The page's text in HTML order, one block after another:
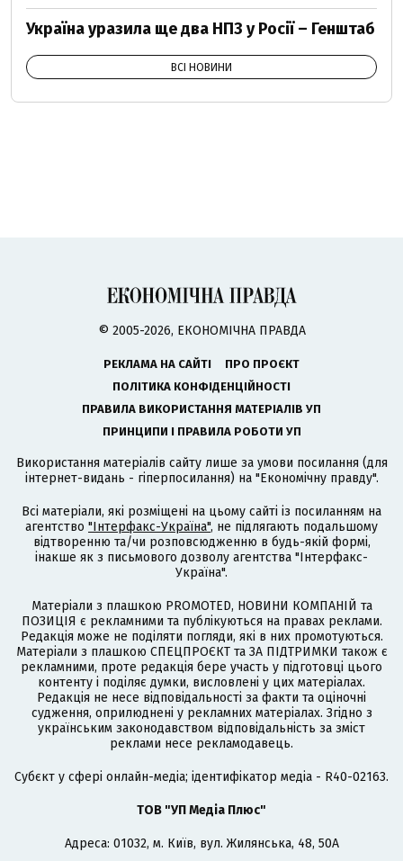
Україна уразила ще два НПЗ у Росії – Генштаб
ВСІ НОВИНИ
© 2005-2026, ЕКОНОМІЧНА ПРАВДА
РЕКЛАМА НА САЙТІ
ПРО ПРОЄКТ
ПОЛІТИКА КОНФІДЕНЦІЙНОСТІ
ПРАВИЛА ВИКОРИСТАННЯ МАТЕРІАЛІВ УП
ПРИНЦИПИ І ПРАВИЛА РОБОТИ УП
Використання матеріалів сайту лише за умови посилання (для
інтернет-видань - гіперпосилання) на "Економічну правду".
Всі матеріали, які розміщені на цьому сайті із посиланням на
агентство "Інтерфакс-Україна", не підлягають подальшому
відтворенню та/чи розповсюдженню в будь-якій формі,
інакше як з письмового дозволу агентства "Інтерфакс-
Україна".
Матеріали з плашкою PROMOTED, НОВИНИ КОМПАНІЙ та
ПОЗИЦІЯ є рекламними та публікуються на правах реклами.
Редакція може не поділяти погляди, які в них промотуються.
Матеріали з плашкою СПЕЦПРОЄКТ та ЗА ПІДТРИМКИ також є
рекламними, проте редакція бере участь у підготовці цього
контенту і поділяє думки, висловлені у цих матеріалах.
Редакція не несе відповідальності за факти та оціночні
судження, оприлюднені у рекламних матеріалах. Згідно з
українським законодавством відповідальність за зміст
реклами несе рекламодавець.
Cубєкт у сфері онлайн-медіа; ідентифікатор медіа - R40-02163.
ТОВ "УП Медіа Плюс"
Адреса: 01032, м. Київ, вул. Жилянська, 48, 50А